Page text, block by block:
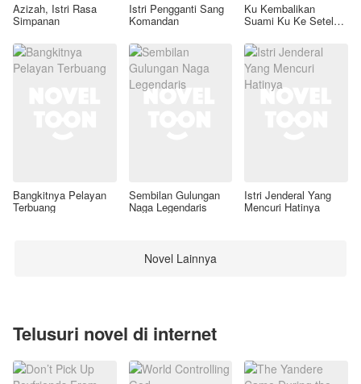
Azizah, Istri Rasa
Simpanan
Istri Pengganti Sang
Komandan
Ku Kembalikan
Suami Ku Ke Setelan
Bangkitnya Pelayan
Terbuang
Sembilan Gulungan
Naga Legendaris
Istri Jenderal Yang
Mencuri Hatinya
Novel Lainnya
Telusuri novel di internet